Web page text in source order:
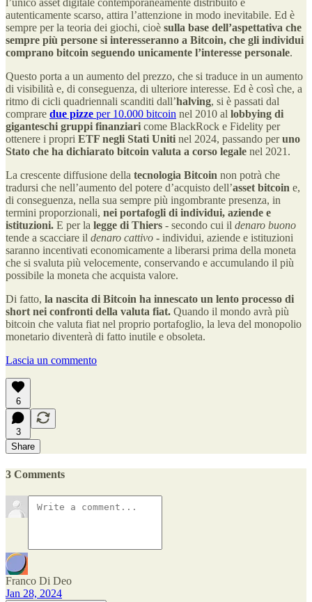
autenticamente scarso, attira l’attenzione in modo inevitabile. Ed è
sempre per la teoria dei giochi, cioè sulla base dell’aspettativa che
sempre più persone si interesseranno a Bitcoin, che gli individui
comprano bitcoin seguendo unicamente l’interesse personale.
Questo porta a un aumento del prezzo, che si traduce in un aumento
di visibilità e, di conseguenza, di ulteriore interesse. Ed è così che, a
ritmo di cicli quadriennali scanditi dall’halving, si è passati dal
comprare due pizze per 10.000 bitcoin nel 2010 al lobbying di
giganteschi gruppi finanziari come BlackRock e Fidelity per
ottenere i propri ETF negli Stati Uniti nel 2024, passando peruno
Stato che ha dichiarato bitcoin valuta a corso legale nel 2021.
La crescente diffusione della tecnologia Bitcoin non potrà che
tradursi che nell’aumento del potere d’acquisto dell’asset bitcoin e,
di conseguenza, nella sua sempre più ingombrante presenza, in
termini proporzionali, nei portafogli di individui, aziende e
istituzioni. E per la legge di Thiers - secondo cui il denaro buono
tende a scacciare il denaro cattivo - individui, aziende e istituzioni
saranno incentivati economicamente a liberarsi prima della moneta
che si svaluta più velocemente, conservando e accumulando il più
possibile la moneta che acquista valore.
Di fatto, la nascita di Bitcoin ha innescato un lento processo di
short nei confronti della valuta fiat. Quando il mondo avrà più
bitcoin che valuta fiat nel proprio portafoglio, la leva del monopolio
monetario diventerà di fatto inutile e obsoleta.
Lascia un commento
6
3
Share
3 Comments
Franco Di Deo
Jan 28, 2024